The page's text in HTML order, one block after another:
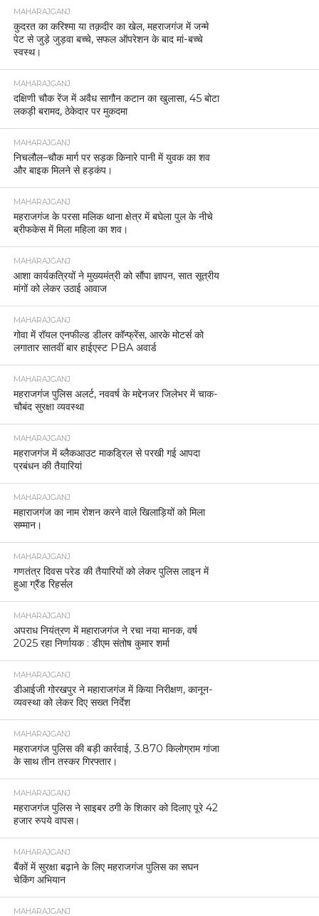
MAHARAJGANJ
कुदरत का करिश्मा या तक़दीर का खेल, महराजगंज में जन्मे
पेट से जुड़े जुड़वा बच्चे, सफल ऑपरेशन के बाद मां-बच्चे
स्वस्थ।
MAHARAJGANJ
दक्षिणी चौक रेंज में अवैध सागौन कटान का खुलासा, 45 बोटा
लकड़ी बरामद, ठेकेदार पर मुकदमा
MAHARAJGANJ
निचलौल–चौक मार्ग पर सड़क किनारे पानी में युवक का शव
और बाइक मिलने से हड़कंप।
MAHARAJGANJ
महराजगंज के परसा मलिक थाना क्षेत्र में बघेला पुल के नीचे
ब्रीफकेस में मिला महिला का शव।
MAHARAJGANJ
आशा कार्यकत्रियों ने मुख्यमंत्री को सौंपा ज्ञापन, सात सूत्रीय
मांगों को लेकर उठाई आवाज
MAHARAJGANJ
गोवा में रॉयल एनफील्ड डीलर कॉन्फ्रेंस, आरके मोटर्स को
लगातार सातवीं बार हाईएस्ट PBA अवार्ड
MAHARAJGANJ
महराजगंज पुलिस अलर्ट, नववर्ष के मद्देनजर जिलेभर में चाक-
चौबंद सुरक्षा व्यवस्था
MAHARAJGANJ
महराजगंज में ब्लैकआउट माकड्रिल से परखी गई आपदा
प्रबंधन की तैयारियां
MAHARAJGANJ
महाराजगंज का नाम रोशन करने वाले खिलाड़ियों को मिला
सम्मान।
MAHARAJGANJ
गणतंत्र दिवस परेड की तैयारियों को लेकर पुलिस लाइन में
हुआ ग्रैंड रिहर्सल
MAHARAJGANJ
अपराध नियंत्रण में महाराजगंज ने रचा नया मानक, वर्ष
2025 रहा निर्णायक : डीएम संतोष कुमार शर्मा
MAHARAJGANJ
डीआईजी गोरखपुर ने महाराजगंज में किया निरीक्षण, कानून-
व्यवस्था को लेकर दिए सख्त निर्देश
MAHARAJGANJ
महराजगंज पुलिस की बड़ी कार्रवाई, 3.870 किलोग्राम गांजा
के साथ तीन तस्कर गिरफ्तार।
MAHARAJGANJ
महराजगंज पुलिस ने साइबर ठगी के शिकार को दिलाए पूरे 42
हजार रुपये वापस।
MAHARAJGANJ
बैंकों में सुरक्षा बढ़ाने के लिए महराजगंज पुलिस का सघन
चेकिंग अभियान
MAHARAJGANJ